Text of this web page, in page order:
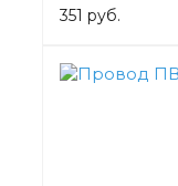
351 руб.